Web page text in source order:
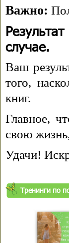
Важно:
случае.
Ваш
того,
книг.
Главное,
свою
Удачи!
Тренинги по